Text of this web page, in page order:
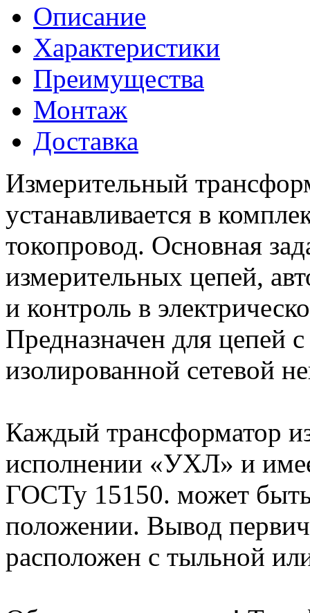
Описание
Характеристики
Преимущества
Монтаж
Доставка
Измерительный
устанавливается в
токопровод. Основная
измерительных цепей,
и контроль в
Предназначен для цепей
изолированной сетевой
Каждый трансформатор
исполнении «УХЛ» и
ГОСТу 15150. может
положении. Вывод
расположен с тыльной